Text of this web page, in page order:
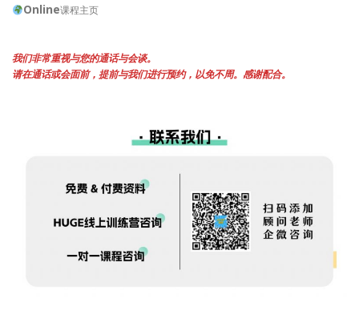
Online课程主页
我们非常重视与您的通话与会谈。
请在通话或会面前，提前与我们进行预约，以免不周。感谢配合。